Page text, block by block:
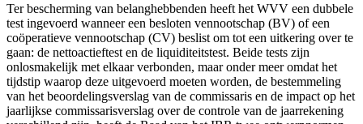
Ter bescherming van belanghebbenden heeft het WVV een dubbele
test ingevoerd wanneer een besloten vennootschap (BV) of een
coöperatieve vennootschap (CV) beslist om tot een uitkering over te
gaan: de nettoactieftest en de liquiditeitstest. Beide tests zijn
onlosmakelijk met elkaar verbonden, maar onder meer omdat het
tijdstip waarop deze uitgevoerd moeten worden, de bestemmeling
van het beoordelingsverslag van de commissaris en de impact op het
jaarlijkse commissarisverslag over de controle van de jaarrekening